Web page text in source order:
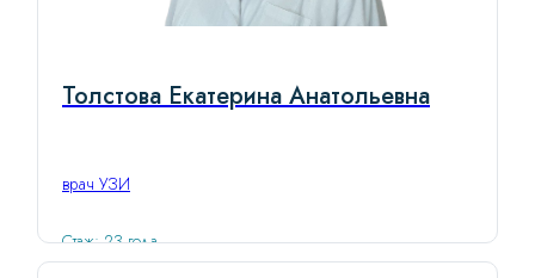
Толстова Екатерина Анатольевна
врач УЗИ
Стаж: 23 года